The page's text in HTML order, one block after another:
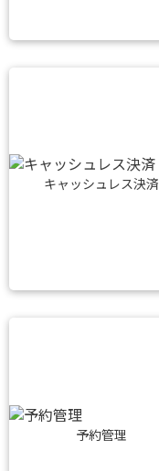
キャッシュレス決済
予約管理